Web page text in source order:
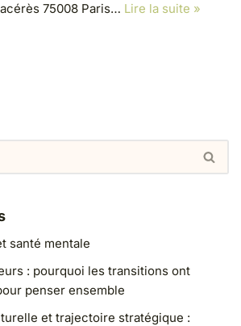
75008 Paris… Lire la suite »
santé mentale
: pourquoi les transitions ont
penser ensemble
et trajectoire stratégique :